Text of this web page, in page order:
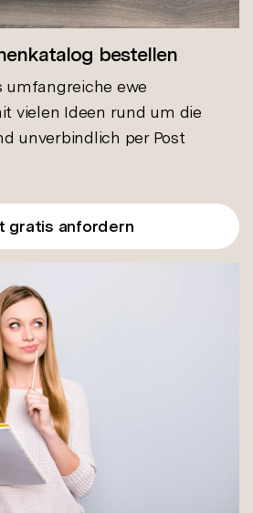
bestellen
umfangreiche ewe
vielen Ideen rund um die
unverbindlich per Post
gratis anfordern